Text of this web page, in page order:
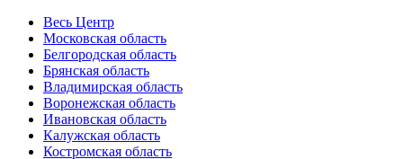
Весь Центр
Московская область
Белгородская область
Брянская область
Владимирская область
Воронежская область
Ивановская область
Калужская область
Костромская область